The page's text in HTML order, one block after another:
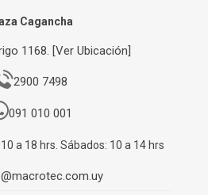
Cagancha
1168. [Ver Ubicación]
2900 7498
091 010 001
a 18 hrs. Sábados: 10 a 14 hrs